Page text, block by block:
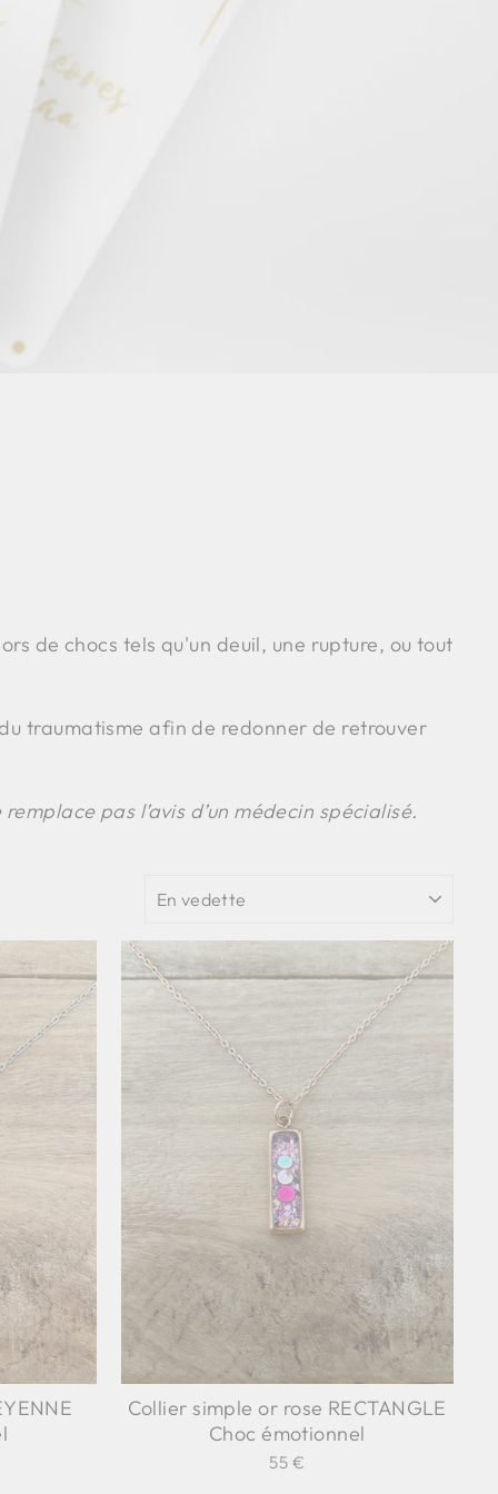
de chocs tels qu'un deuil, une rupture, ou tout
traumatisme afin de redonner de retrouver
pas l’avis d’un médecin spécialisé.
Collier simple or rose RECTANGLE
Choc émotionnel
55 €